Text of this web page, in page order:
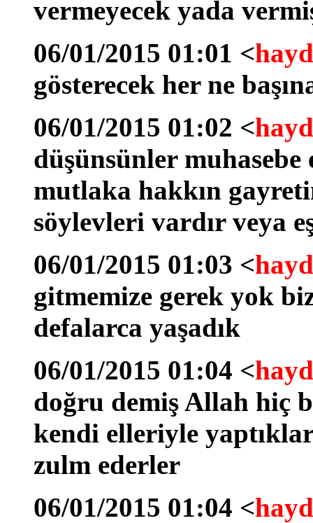
vermeyecek yada
06/01/2015 01:01 <
gösterecek her ne
06/01/2015 01:02 <
düşünsünler
mutlaka hakkın
söylevleri vardır veya
06/01/2015 01:03 <
gitmemize gerek yok
defalarca yaşadık
06/01/2015 01:04 <
doğru demiş Allah hiç
kendi elleriyle
zulm ederler
06/01/2015 01:04 <